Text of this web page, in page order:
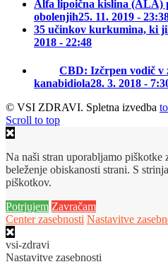
Alfa lipoična kislina (ALA)
obolenjih25. 11. 2019 -
35 učinkov kurkumina, ki
2018 - 22:48
CBD: Izčrpen vodič v
kanabidiola28. 3. 2018 -
© VSI ZDRAVI. Spletna izvedba
Scroll to top
Na naši stran uporabljamo piškotke
beleženje obiskanosti strani. S
piškotkov.
Potrjujem Zavračam
Center zasebnosti Nastavitve
vsi-zdravi
Nastavitve zasebnosti